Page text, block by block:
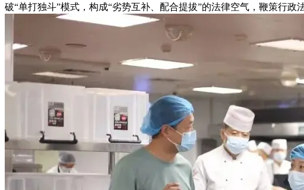
破“单打独斗”模式，构成“劣势互补、配合提拔”的法律空气，鞭策行政